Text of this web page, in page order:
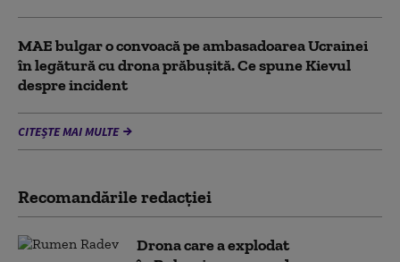
MAE bulgar o convoacă pe ambasadoarea Ucrainei
în legătură cu drona prăbuşită. Ce spune Kievul
despre incident
CITEȘTE MAI MULTE
Recomandările redacţiei
Drona care a explodat